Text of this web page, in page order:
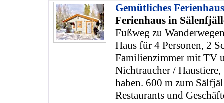
Gemütliches
Ferienhaus in
Fußweg zu
Haus für 4 Personen, 2
Familienzimmer mit TV
Nichtraucher /
haben. 600 m zum
Restaurants und